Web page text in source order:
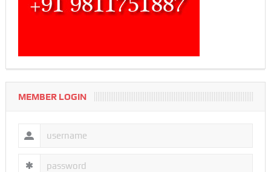
MEMBER LOGIN